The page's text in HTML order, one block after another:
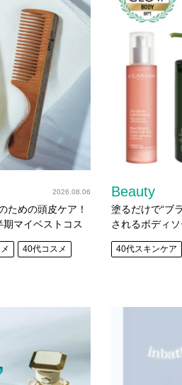
2026.08.06
ための頭皮ケア！
マイベストコス
40代コスメ
Beauty
塗るだけで“ブ
されるボディ
BEST3【2026
40代スキンケア